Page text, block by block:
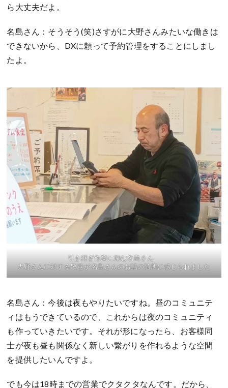
ら大丈夫だよ。
名島さん：そうそう(笑)さすがに大野さんみたいな働きは
できないから、DXに頼って予約管理をすることにしまし
たよ。
引き継ぎ作業に励む名島さん
大野さんに対する敬意が 名島さんのお話の随所に感じられました
名島さん：今後は夜もやりたいですね。昼のコミュニテ
ィはもうできているので、これからは夜のコミュニティ
も作っていきたいです。それが形になったら、お客様同
士が夜も昼も関係なく新しい繋がりを作れるような空間
を提供したいんですよ。
でも今は18時までの営業でクタクタなんです。だから、